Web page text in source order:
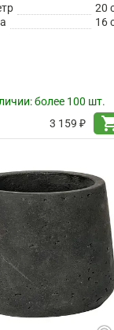
20
16
более 100 шт.
3 159 ₽